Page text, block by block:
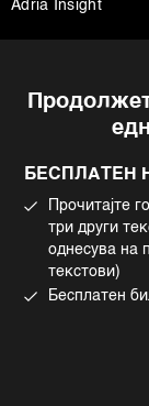
БЕСПЛАТЕН
Прочитајте
три други
однесува на
текстови)
Бесплатен
Adria Insight
Импресум
Политика на
Политика за
Употреба на
©2022 - 2026
BLOOMBERG
Bloomberg